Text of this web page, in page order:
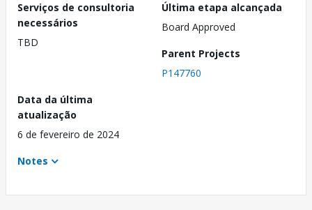
Serviços de consultoria
necessários
TBD
Última etapa alcançada
Board Approved
Parent Projects
P147760
Data da última
atualização
6 de fevereiro de 2024
Notes